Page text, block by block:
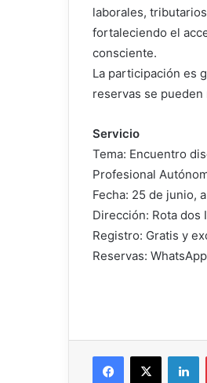
laborales,
fortaleciendo el
consciente.
La participación es
reservas se pueden
Servicio
Tema: Encuentro
Profesional
Fecha: 25 de junio,
Dirección: Rota dos
Registro: Gratis y
Reservas:
Facebook
X